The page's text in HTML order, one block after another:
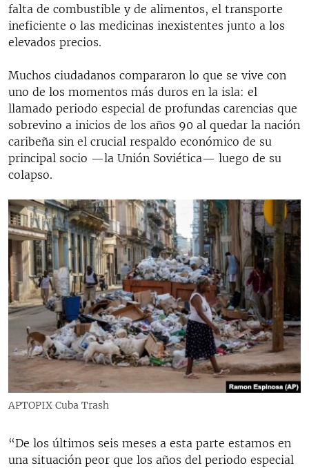
falta de combustible y de alimentos, el transporte
ineficiente o las medicinas inexistentes junto a los
elevados precios.
Muchos ciudadanos compararon lo que se vive con
uno de los momentos más duros en la isla: el
llamado periodo especial de profundas carencias que
sobrevino a inicios de los años 90 al quedar la nación
caribeña sin el crucial respaldo económico de su
principal socio —la Unión Soviética— luego de su
colapso.
APTOPIX Cuba Trash
“De los últimos seis meses a esta parte estamos en
una situación peor que los años del periodo especial